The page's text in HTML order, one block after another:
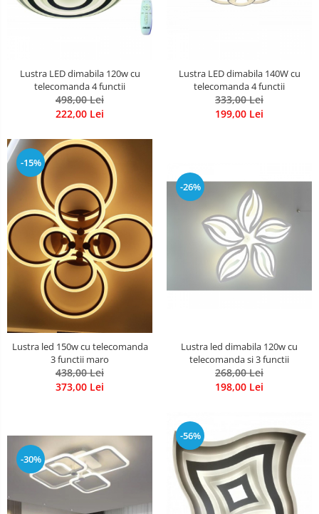
Lustra LED dimabila 120w cu
telecomanda 4 functii
498,00 Lei
222,00 Lei
Lustra LED dimabila 140W cu
telecomanda 4 functii
333,00 Lei
199,00 Lei
-15%
Lustra led 150w cu telecomanda
3 functii maro
438,00 Lei
373,00 Lei
-26%
Lustra led dimabila 120w cu
telecomanda si 3 functii
268,00 Lei
198,00 Lei
-30%
-56%